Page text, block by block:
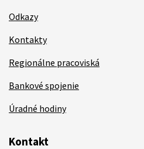
Odkazy
Kontakty
Regionálne pracoviská
Bankové spojenie
Úradné hodiny
Kontakt